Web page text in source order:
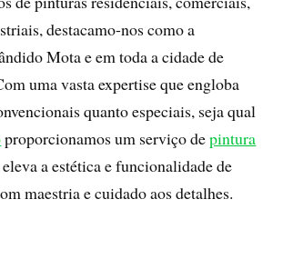
destacamo-nos como a
Mota e em toda a cidade de
uma vasta expertise que engloba
quanto especiais, seja qual
proporcionamos um serviço depintura
a estética e funcionalidade de
maestria e cuidado aos detalhes.